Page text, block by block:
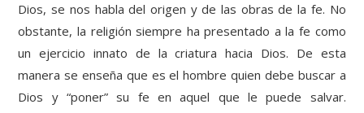
Dios, se nos habla del origen y de las obras de la fe. No
obstante, la religión siempre ha presentado a la fe como
un ejercicio innato de la criatura hacia Dios. De esta
manera se enseña que es el hombre quien debe buscar a
Dios y “poner” su fe en aquel que le puede salvar.